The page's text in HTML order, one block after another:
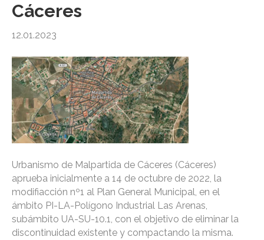
Cáceres
12.01.2023
Urbanismo de Malpartida de Cáceres (Cáceres)
aprueba inicialmente a 14 de octubre de 2022, la
modifiacción nº1 al Plan General Municipal, en el
ámbito PI-LA-Polígono Industrial Las Arenas,
subámbito UA-SU-10.1, con el objetivo de eliminar la
discontinuidad existente y compactando la misma.